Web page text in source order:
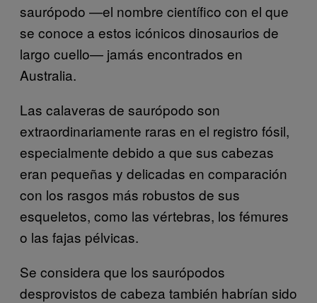
saurópodo —el nombre científico con el que
se conoce a estos icónicos dinosaurios de
largo cuello— jamás encontrados en
Australia.
Las calaveras de saurópodo son
extraordinariamente raras en el registro fósil,
especialmente debido a que sus cabezas
eran pequeñas y delicadas en comparación
con los rasgos más robustos de sus
esqueletos, como las vértebras, los fémures
o las fajas pélvicas.
Se considera que los saurópodos
desprovistos de cabeza también habrían sido